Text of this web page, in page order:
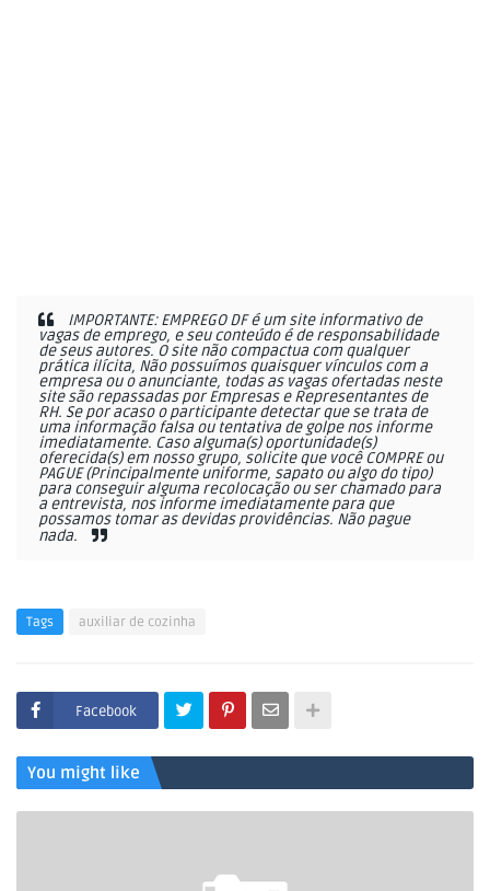
IMPORTANTE: EMPREGO DF é um site informativo de
vagas de emprego, e seu conteúdo é de responsabilidade
de seus autores. O site não compactua com qualquer
prática ilícita, Não possuímos quaisquer vínculos com a
empresa ou o anunciante, todas as vagas ofertadas neste
site são repassadas por Empresas e Representantes de
RH. Se por acaso o participante detectar que se trata de
uma informação falsa ou tentativa de golpe nos informe
imediatamente. Caso alguma(s) oportunidade(s)
oferecida(s) em nosso grupo, solicite que você COMPRE ou
PAGUE (Principalmente uniforme, sapato ou algo do tipo)
para conseguir alguma recolocação ou ser chamado para
a entrevista, nos informe imediatamente para que
possamos tomar as devidas providências. Não pague
nada.
Tags auxiliar de cozinha
Facebook
You might like